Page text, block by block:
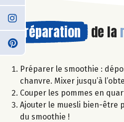
Préparation de la
Préparer le smoothie :
chanvre. Mixer jusqu’à
Couper les pommes en
Ajouter le muesli bien-être
du smoothie !